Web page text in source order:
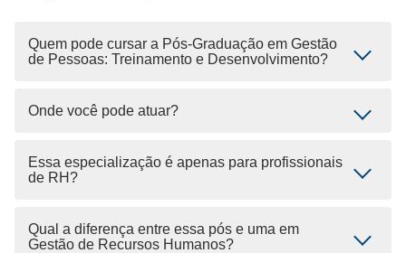
Quem pode cursar a Pós-Graduação em Gestão
de Pessoas: Treinamento e Desenvolvimento?
Onde você pode atuar?
Essa especialização é apenas para profissionais
de RH?
Qual a diferença entre essa pós e uma em
Gestão de Recursos Humanos?